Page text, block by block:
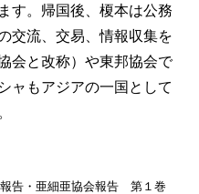
す。帰国後、榎本は公務
交流、交易、情報収集を
会と改称）や東邦協会で
ャもアジアの一国として
報告・亜細亜協会報告 第１巻